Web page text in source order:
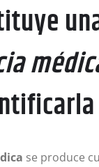
se produce